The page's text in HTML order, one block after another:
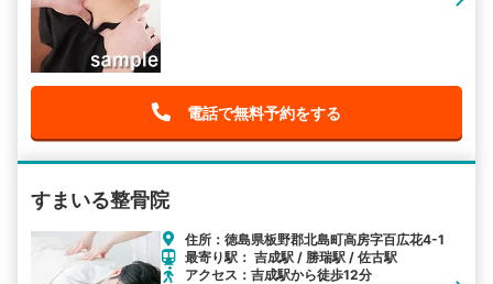
電話で無料予約をする
すまいる整骨院
住所：徳島県板野郡北島町高房字百広花4-1
最寄り駅： 吉成駅 / 勝瑞駅 / 佐古駅
アクセス：吉成駅から徒歩12分